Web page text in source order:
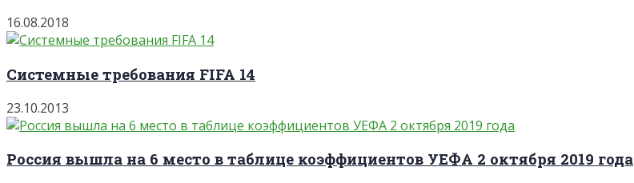
16.08.2018
Системные требования FIFA 14
23.10.2013
Россия вышла на 6 место в таблице коэффициентов УЕФА 2 октября 2019 года